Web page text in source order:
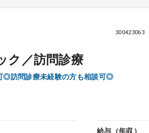
ク／訪問診療
訪問診療未経験の方も相談可◎
300423063
給与（年収）